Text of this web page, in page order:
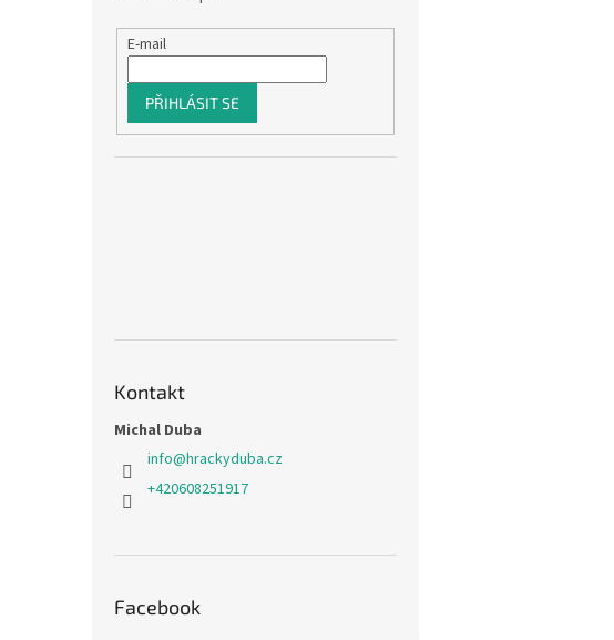
E-mail
PŘIHLÁSIT SE
Kontakt
Michal Duba
info@hrackyduba.cz
+420608251917
Facebook